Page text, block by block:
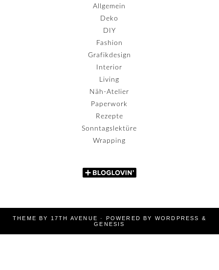
Allgemein
Deko
DIY
Fashion
Grafikdesign
Interior
Living
Näh-Atelier
Paperwork
Rezepte
Sonntagslektüre
Wrapping
THEME BY 17TH AVENUE · POWERED BY WORDPRESS
&
GENESIS